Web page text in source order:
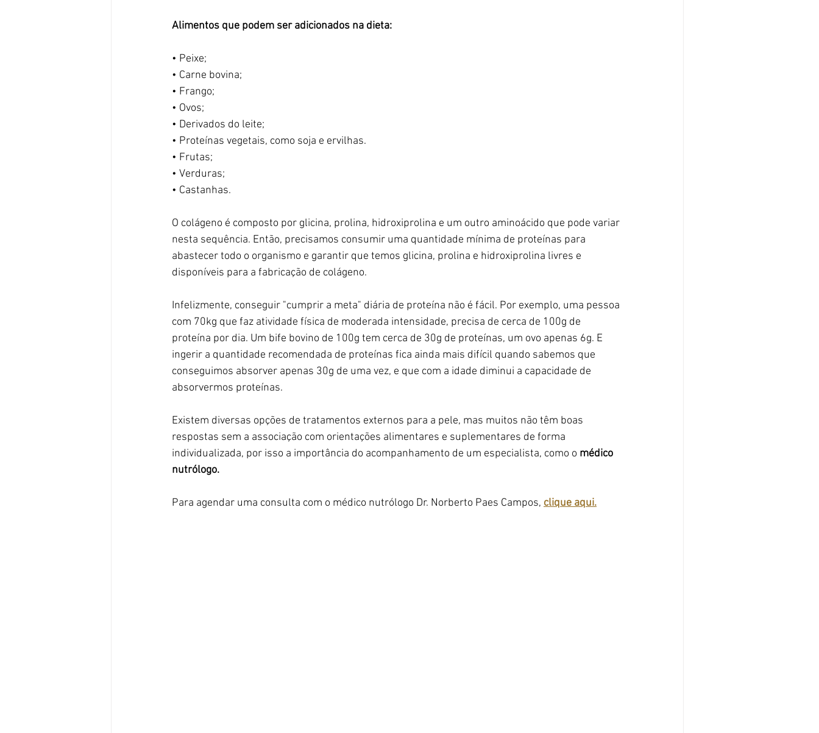
Alimentos que podem ser adicionados na dieta:
• Peixe;
• Carne bovina;
• Frango;
• Ovos;
• Derivados do leite;
• Proteínas vegetais, como soja e ervilhas.
• Frutas;
• Verduras;
• Castanhas.
O colágeno é composto por glicina, prolina, hidroxiprolina e um outro aminoácido que pode variar
nesta sequência. Então, precisamos consumir uma quantidade mínima de proteínas para
abastecer todo o organismo e garantir que temos glicina, prolina e hidroxiprolina livres e
disponíveis para a fabricação de colágeno.
Infelizmente, conseguir "cumprir a meta" diária de proteína não é fácil. Por exemplo, uma pessoa
com 70kg que faz atividade física de moderada intensidade, precisa de cerca de 100g de
proteína por dia. Um bife bovino de 100g tem cerca de 30g de proteínas, um ovo apenas 6g. E
ingerir a quantidade recomendada de proteínas fica ainda mais difícil quando sabemos que
conseguimos absorver apenas 30g de uma vez, e que com a idade diminui a capacidade de
absorvermos proteínas.
Existem diversas opções de tratamentos externos para a pele, mas muitos não têm boas
respostas sem a associação com orientações alimentares e suplementares de forma
individualizada, por isso a importância do acompanhamento de um especialista, como o médico
nutrólogo.
Para agendar uma consulta com o médico nutrólogo Dr. Norberto Paes Campos, clique aqui.